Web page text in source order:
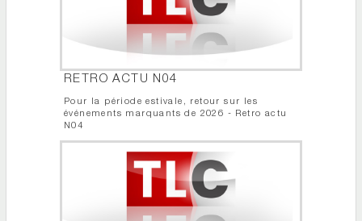
RETRO ACTU N04
Pour la période estivale, retour sur les
événements marquants de 2026 - Retro actu
N04